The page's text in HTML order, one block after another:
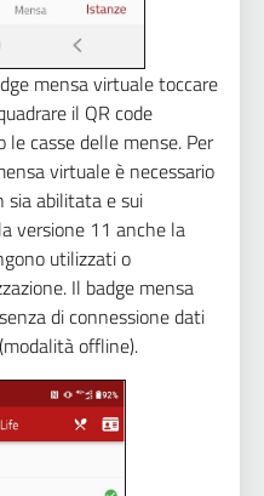
mensa virtuale toccare
il QR code
le casse delle mense. Per
virtuale è necessario
sia abilitata e sui
versione 11 anche la
utilizzati o
Il badge mensa
di connessione dati
offline).